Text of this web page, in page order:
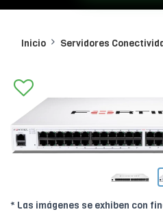
Inicio Servidores
* Las imágenes se exhiben con